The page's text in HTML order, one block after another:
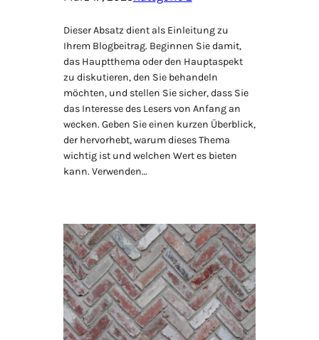
Dieser Absatz dient als Einleitung zu
Ihrem Blogbeitrag. Beginnen Sie damit,
das Hauptthema oder den Hauptaspekt
zu diskutieren, den Sie behandeln
möchten, und stellen Sie sicher, dass Sie
das Interesse des Lesers von Anfang an
wecken. Geben Sie einen kurzen Überblick,
der hervorhebt, warum dieses Thema
wichtig ist und welchen Wert es bieten
kann. Verwenden…